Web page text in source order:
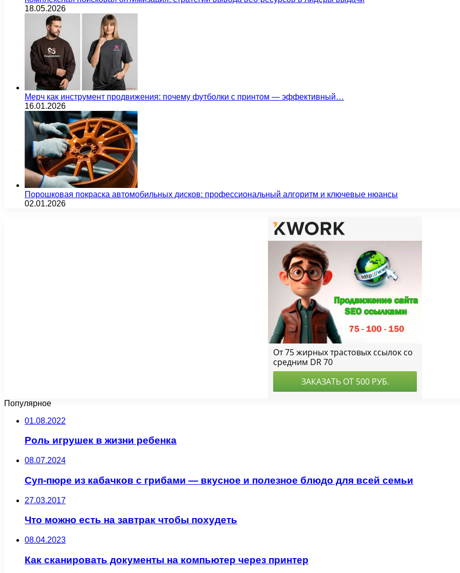
18.05.2026
Мерч как инструмент продвижения: почему футболки с принтом — эффективный…
16.01.2026
Порошковая покраска автомобильных дисков: профессиональный алгоритм и ключевые нюансы
02.01.2026
Популярное
01.08.2022
Роль игрушек в жизни ребенка
08.07.2024
Суп-пюре из кабачков с грибами — вкусное и полезное блюдо для всей семьи
27.03.2017
Что можно есть на завтрак чтобы похудеть
08.04.2023
Как сканировать документы на компьютер через принтер